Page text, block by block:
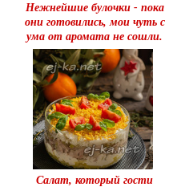
Нежнейшие булочки - пока
они готовились, мои чуть с
ума от аромата не сошли.
Салат, который гости